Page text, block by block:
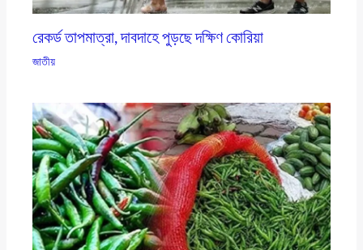
রেকর্ড তাপমাত্রা, দাবদাহে পুড়ছে দক্ষিণ কোরিয়া
জাতীয়